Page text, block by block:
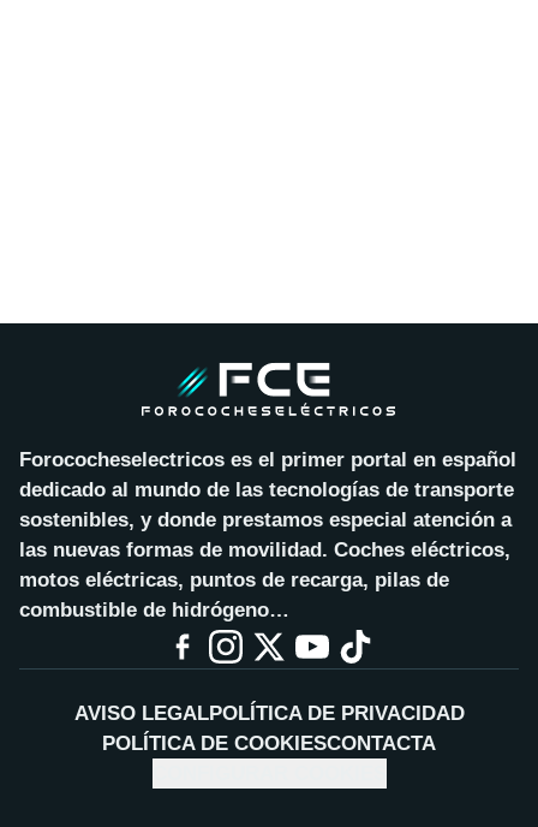
Forococheselectricos es el primer portal en español
dedicado al mundo de las tecnologías de transporte
sostenibles, y donde prestamos especial atención a
las nuevas formas de movilidad. Coches eléctricos,
motos eléctricas, puntos de recarga, pilas de
combustible de hidrógeno…
AVISO LEGALPOLÍTICA DE PRIVACIDAD
POLÍTICA DE COOKIESCONTACTA